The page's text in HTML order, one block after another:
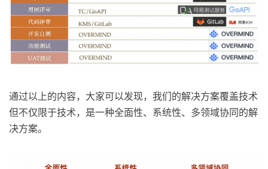
通过以上的内容，大家可以发现，我们的解决方案覆盖技术
但不仅限于技术，是一种全面性、系统性、多领域协同的解
决方案。